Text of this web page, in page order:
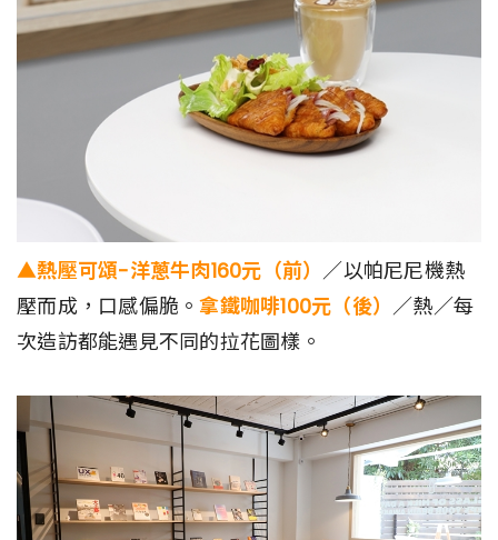
▲熱壓可頌-洋蔥牛肉160元（前） ／以帕尼尼機熱
壓而成，口感偏脆。拿鐵咖啡100元（後） ／熱／每
次造訪都能遇見不同的拉花圖樣。